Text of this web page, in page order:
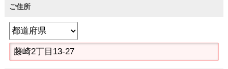
ご住所